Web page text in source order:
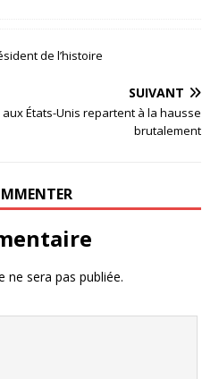
de l’histoire
SUIVANT
États-Unis repartent à la hausse
brutalement
ne sera pas publiée.